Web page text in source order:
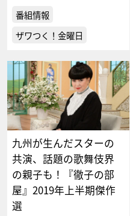
番組情報
ザワつく！金曜日
九州が生んだスターの
共演、話題の歌舞伎界
の親子も！『徹子の部
屋』2019年上半期傑作
選